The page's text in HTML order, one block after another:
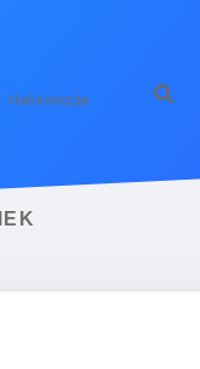
Hakkımızda